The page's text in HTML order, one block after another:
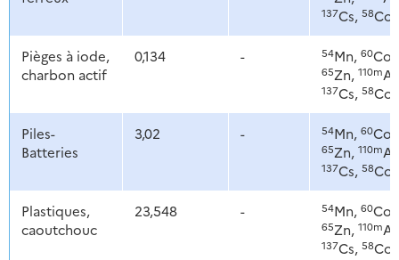
137Cs, 58Co
Pièges à iode,
charbon actif
0,134 - 54Mn, 60Co,
65Zn, 110m
137Cs, 58Co
Piles-
Batteries
3,02 - 54Mn, 60Co,
65Zn, 110m
137Cs, 58Co
Plastiques,
caoutchouc
23,548 - 54Mn, 60Co,
65Zn, 110m
137Cs, 58Co